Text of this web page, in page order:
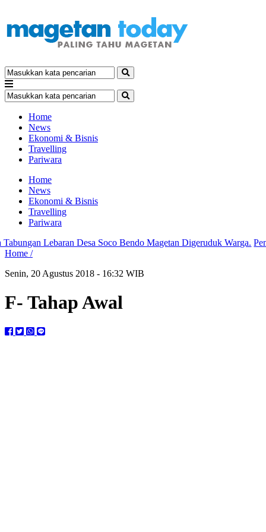
Home
News
Ekonomi & Bisnis
Travelling
Pariwara
Home
News
Ekonomi & Bisnis
Travelling
Pariwara
Lebaran Desa Soco Bendo Magetan Digeruduk Warga.
Home /
Senin, 20 Agustus 2018 - 16:32 WIB
F- Tahap Awal